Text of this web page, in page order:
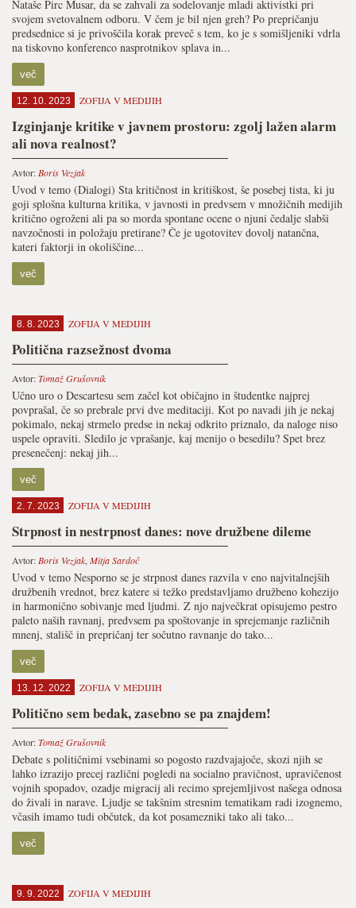
Nataše Pirc Musar, da se zahvali za sodelovanje mladi aktivistki pri
svojem svetovalnem odboru. V čem je bil njen greh? Po prepričanju
predsednice si je privoščila korak preveč s tem, ko je s somišljeniki vdrla
na tiskovno konferenco nasprotnikov splava in...
več
12. 10. 2023 ZOFIJA V MEDIJIH
Izginjanje kritike v javnem prostoru: zgolj lažen alarm
ali nova realnost?
Avtor: Boris Vezjak
Uvod v temo (Dialogi) Sta kritičnost in kritiškost, še posebej tista, ki ju
goji splošna kulturna kritika, v javnosti in predvsem v množičnih medijih
kritično ogroženi ali pa so morda spontane ocene o njuni čedalje slabši
navzočnosti in položaju pretirane? Če je ugotovitev dovolj natančna,
kateri faktorji in okoliščine...
več
8. 8. 2023 ZOFIJA V MEDIJIH
Politična razsežnost dvoma
Avtor:Tomaž Grušovnik
Učno uro o Descartesu sem začel kot običajno in študentke najprej
povprašal, če so prebrale prvi dve meditaciji. Kot po navadi jih je nekaj
pokimalo, nekaj strmelo predse in nekaj odkrito priznalo, da naloge niso
uspele opraviti. Sledilo je vprašanje, kaj menijo o besedilu? Spet brez
presenečenj: nekaj jih...
več
2. 7. 2023 ZOFIJA V MEDIJIH
Strpnost in nestrpnost danes: nove družbene dileme
Avtor: Boris Vezjak, Mitja Sardoč
Uvod v temo Nesporno se je strpnost danes razvila v eno najvitalnejših
družbenih vrednot, brez katere si težko predstavljamo družbeno kohezijo
in harmonično sobivanje med ljudmi. Z njo največkrat opisujemo pestro
paleto naših ravnanj, predvsem pa spoštovanje in sprejemanje različnih
mnenj, stališč in prepričanj ter sočutno ravnanje do tako...
več
13. 12. 2022 ZOFIJA V MEDIJIH
Politično sem bedak, zasebno se pa znajdem!
Avtor:Tomaž Grušovnik
Debate s političnimi vsebinami so pogosto razdvajajoče, skozi njih se
lahko izrazijo precej različni pogledi na socialno pravičnost, upravičenost
vojnih spopadov, ozadje migracij ali recimo sprejemljivost našega odnosa
do živali in narave. Ljudje se takšnim stresnim tematikam radi izognemo,
včasih imamo tudi občutek, da kot posamezniki tako ali tako...
več
9. 9. 2022 ZOFIJA V MEDIJIH